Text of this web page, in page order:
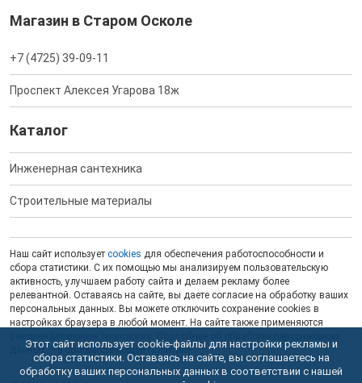
Магазин в Старом Осколе
+7 (4725) 39-09-11
Проспект Алексея Угарова 18ж
Каталог
Инженерная сантехника
Строительные материалы
Наш сайт использует cookies для обеспечения работоспособности и
сбора статистики. С их помощью мы анализируем пользовательскую
активность, улучшаем работу сайта и делаем рекламу более
релевантной. Оставаясь на сайте, вы даете согласие на обработку ваших
персональных данных. Вы можете отключить сохранение cookies в
настройках браузера в любой момент. На сайте также применяются
данных — в соответствующейПолитике.
Этот сайт использует cookie-файлы для настройки рекламы и
сбора статистики. Оставаясь на сайте, вы соглашаетесь на
обработку ваших персональных данных в соответствии с нашей